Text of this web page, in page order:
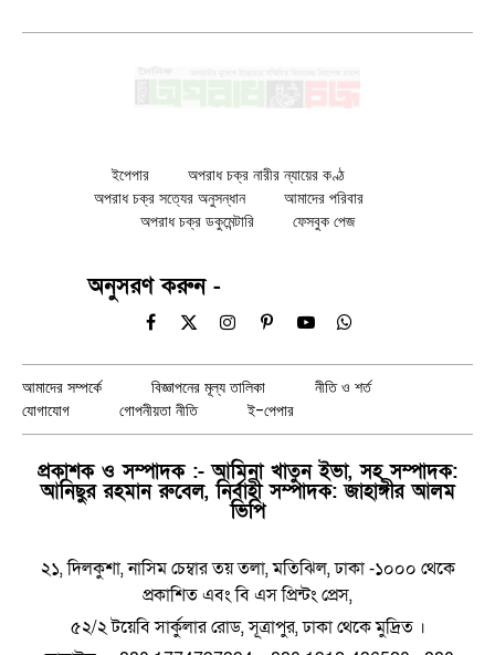
ইপেপার
অপরাধ চক্র নারীর ন্যায়ের কণ্ঠ
অপরাধ চক্র সত্যের অনুসন্ধান
আমাদের পরিবার
অপরাধ চক্র ডকুমেন্টারি
ফেসবুক পেজ
অনুসরণ করুন -
Facebook
X
InstagramPinterestYouTubeWhatsApp
আমাদের সম্পর্কে বিজ্ঞাপনের মূল্য তালিকা
নীতি ও শর্ত
যোগাযোগ
গোপনীয়তা নীতি ই-পেপার
প্রকাশক ও সম্পাদক :- আমিনা খাতুন ইভা, সহ সম্পাদক:
আনিছুর রহমান রুবেল, নির্বাহী সম্পাদক: জাহাঙ্গীর আলম
ভিপি
২১, দিলকুশা, নাসিম চেম্বার তয় তলা, মতিঝিল, ঢাকা -১০০০ থেকে
প্রকাশিত এবং বি এস প্রিন্টং প্রেস,
৫২/২ টয়েবি সার্কুলার রোড, সূত্রাপুর, ঢাকা থেকে মুদ্রিত ।